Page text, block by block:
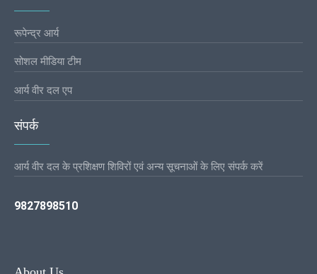
रूपेन्द्र आर्य
सोशल मीडिया टीम
आर्य वीर दल एप
संपर्क
आर्य वीर दल के प्रशिक्षण शिविरों एवं अन्य सूचनाओं के लिए संपर्क करें
9827898510